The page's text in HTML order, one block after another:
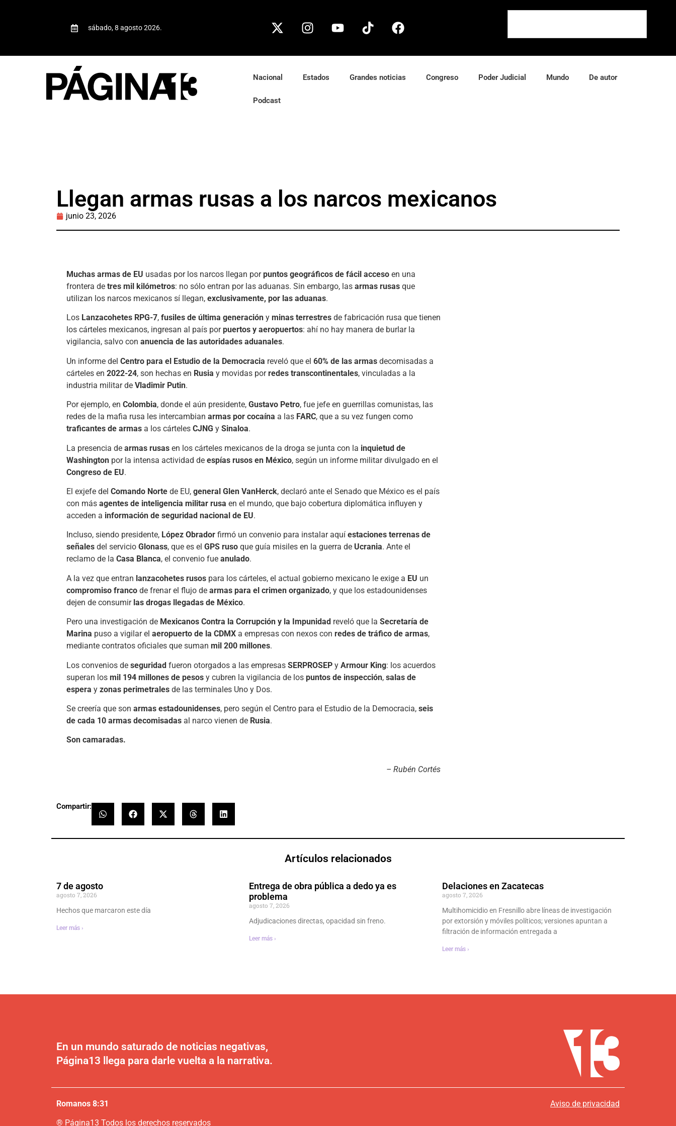
sábado, 8 agosto 2026.
Nacional Estados Grandes noticias Congreso Poder Judicial Mundo De autor
Podcast
Llegan armas rusas a los narcos mexicanos
junio 23, 2026
Muchas armas de EU usadas por los narcos llegan porpuntos geográficos de fácil acceso en una
frontera de tres mil kilómetros: no sólo entran por las aduanas. Sin embargo, las armas rusas que
utilizan los narcos mexicanos sí llegan, exclusivamente, por las aduanas.
Los Lanzacohetes RPG-7, fusiles de última generación y minas terrestres de fabricación rusa que tienen
los cárteles mexicanos, ingresan al país porpuertos y aeropuertos: ahí no hay manera de burlar la
vigilancia, salvo con anuencia de las autoridades aduanales.
Un informe del Centro para el Estudio de la Democracia reveló que el 60% de las armas decomisadas a
cárteles en 2022-24, son hechas en Rusia y movidas porredes transcontinentales, vinculadas a la
industria militar de Vladimir Putin.
Por ejemplo, en Colombia, donde el aún presidente, Gustavo Petro, fue jefe en guerrillas comunistas, las
redes de la mafia rusa les intercambian armas por cocaína a las FARC, que a su vez fungen como
traficantes de armas a los cárteles CJNG y Sinaloa.
La presencia de armas rusas en los cárteles mexicanos de la droga se junta con la inquietud de
Washington por la intensa actividad de espías rusos en México, según un informe militar divulgado en el
Congreso de EU.
El exjefe del Comando Norte de EU, general Glen VanHerck, declaró ante el Senado que México es el país
con más agentes de inteligencia militar rusa en el mundo, que bajo cobertura diplomática influyen y
acceden a información de seguridad nacional de EU.
Incluso, siendo presidente, López Obrador firmó un convenio para instalar aquí estaciones terrenas de
señales del servicio Glonass, que es el GPS ruso que guía misiles en la guerra de Ucrania. Ante el
reclamo de la Casa Blanca, el convenio fue anulado.
A la vez que entran lanzacohetes rusos para los cárteles, el actual gobierno mexicano le exige a EU un
compromiso franco de frenar el flujo de armas para el crimen organizado, y que los estadounidenses
dejen de consumir las drogas llegadas de México.
Pero una investigación de Mexicanos Contra la Corrupción y la Impunidad reveló que la Secretaría de
Marina puso a vigilar el aeropuerto de la CDMX a empresas con nexos con redes de tráfico de armas,
mediante contratos oficiales que suman mil 200 millones.
Los convenios de seguridad fueron otorgados a las empresas SERPROSEP y Armour King: los acuerdos
superan los mil 194 millones de pesos y cubren la vigilancia de los puntos de inspección, salas de
espera y zonas perimetrales de las terminales Uno y Dos.
Se creería que son armas estadounidenses, pero según el Centro para el Estudio de la Democracia, seis
de cada 10 armas decomisadas al narco vienen de Rusia.
Son camaradas.
– Rubén Cortés
Compartir:
Artículos relacionados
7 de agosto
agosto 7, 2026
Hechos que marcaron este día
Leer más ›
Entrega de obra pública a dedo ya es
problema
agosto 7, 2026
Adjudicaciones directas, opacidad sin freno.
Leer más ›
Delaciones en Zacatecas
agosto 7, 2026
Multihomicidio en Fresnillo abre líneas de investigación
por extorsión y móviles políticos; versiones apuntan a
filtración de información entregada a
Leer más ›
En un mundo saturado de noticias negativas,
Página13 llega para darle vuelta a la narrativa.
Romanos 8:31
® Página13 Todos los derechos reservados
Aviso de privacidad